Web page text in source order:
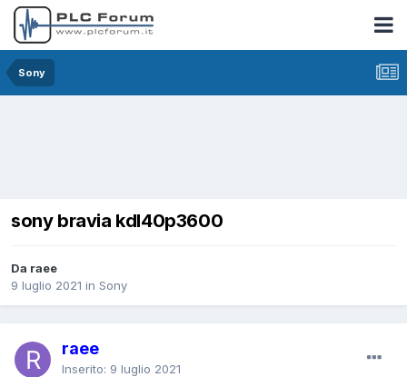
Sony
sony bravia kdl40p3600
Da raee
9 luglio 2021 in Sony
raee
Inserito: 9 luglio 2021